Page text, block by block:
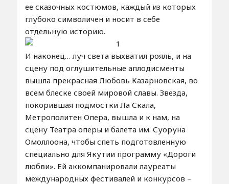
ее сказочных костюмов, каждый из которых
глубоко символичен и носит в себе
отдельную историю.
И наконец… луч света выхватил рояль, и на
сцену под оглушительные аплодисменты
вышла прекрасная Любовь Казарновская, во
всем блеске своей мировой славы. Звезда,
покорившая подмостки Ла Скала,
Метрополитен Опера, вышла и к нам, на
сцену Театра оперы и балета им. Суоруна
Омоллоона, чтобы спеть подготовленную
специально для Якутии программу «Дороги
любви». Ей аккомпанировали лауреаты
международных фестивалей и конкурсов –